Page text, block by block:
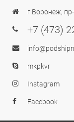
г.Воронеж,
+7 (473)
mkpkvr
Instagram
Facebook